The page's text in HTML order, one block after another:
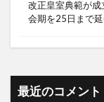
改正皇室典範が
会期を25日まで
最近のコメント